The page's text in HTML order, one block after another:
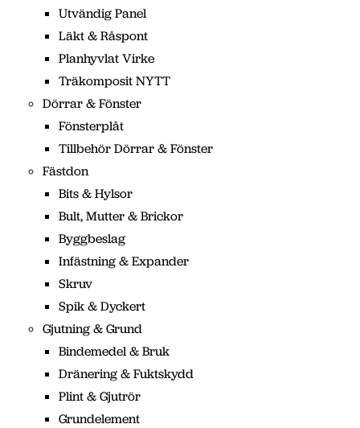
Utvändig Panel
Läkt & Råspont
Planhyvlat Virke
Träkomposit NYTT
Dörrar & Fönster
Fönsterplåt
Tillbehör Dörrar & Fönster
Fästdon
Bits & Hylsor
Bult, Mutter & Brickor
Byggbeslag
Infästning & Expander
Skruv
Spik & Dyckert
Gjutning & Grund
Bindemedel & Bruk
Dränering & Fuktskydd
Plint & Gjutrör
Grundelement